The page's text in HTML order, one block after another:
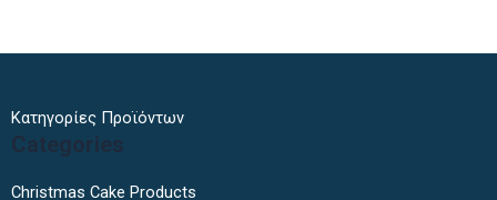
Κατηγορίες Προϊόντων
Categories
Christmas Cake Products